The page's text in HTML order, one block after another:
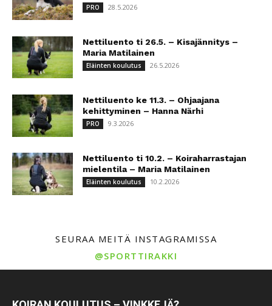
PRO 28.5.2026
Nettiluento ti 26.5. – Kisajännitys –
Maria Matilainen
Eläinten koulutus 26.5.2026
Nettiluento ke 11.3. – Ohjaajana
kehittyminen – Hanna Närhi
PRO 9.3.2026
Nettiluento ti 10.2. – Koiraharrastajan
mielentila – Maria Matilainen
Eläinten koulutus 10.2.2026
SEURAA MEITÄ INSTAGRAMISSA
@SPORTTIRAKKI